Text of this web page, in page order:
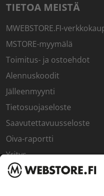
TIETOA MEISTÄ
MWEBSTORE.FI-
MSTORE-myymälä
Toimitus- ja ostoehdot
Alennuskoodit
Jälleenmyynti
Tietosuojaseloste
Saavutettavuusseloste
Oiva-raportti
Yritys
SISÄPIIRI